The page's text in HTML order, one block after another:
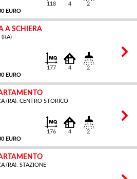
EURO
118 4 2
A SCHIERA
(RA)
EURO
177 4 2
(RA), CENTRO STORICO
EURO
176 4 2
(RA), STAZIONE